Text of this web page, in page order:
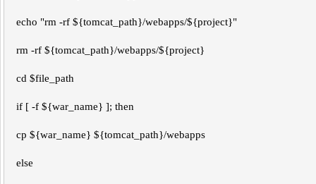
echo "rm -rf ${tomcat_path}/webapps/${project}"
rm -rf ${tomcat_path}/webapps/${project}
cd $file_path
if [ -f ${war_name} ]; then
cp ${war_name} ${tomcat_path}/webapps
else